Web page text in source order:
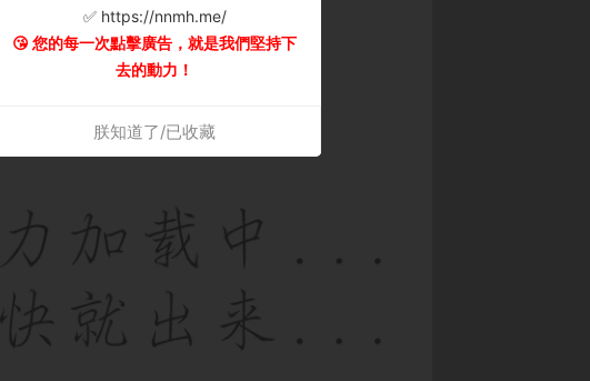
✅ https://nnmh.me/
😘 您的每一次點擊廣告，就是我們堅持下
去的動力！
朕知道了/已收藏